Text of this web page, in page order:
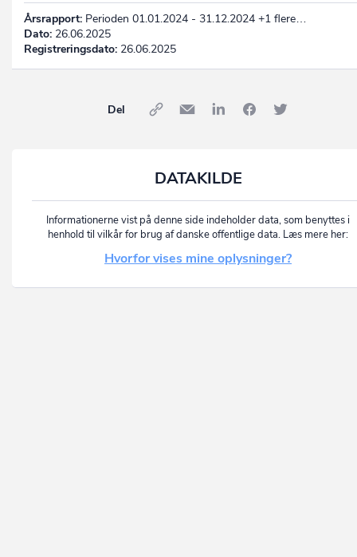
Årsrapport: Perioden 01.01.2024 - 31.12.2024 +1 flere…
Dato: 26.06.2025
Registreringsdato: 26.06.2025
Del
DATAKILDE
Informationerne vist på denne side indeholder data, som benyttes i
henhold til vilkår for brug af danske offentlige data. Læs mere her:
Hvorfor vises mine oplysninger?